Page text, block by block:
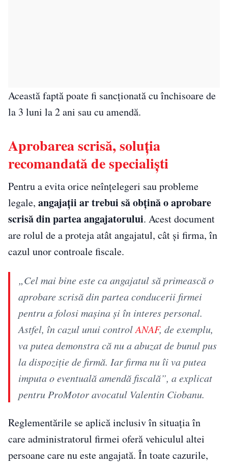
Această faptă poate fi sancționată cu închisoare de
la 3 luni la 2 ani sau cu amendă.
Aprobarea scrisă, soluția
recomandată de specialiști
Pentru a evita orice neînțelegeri sau probleme
legale, angajații ar trebui să obțină o aprobare
scrisă din partea angajatorului. Acest document
are rolul de a proteja atât angajatul, cât și firma, în
cazul unor controale fiscale.
„Cel mai bine este ca angajatul să primească o
aprobare scrisă din partea conducerii firmei
pentru a folosi mașina și în interes personal.
Astfel, în cazul unui controlANAF, de exemplu,
va putea demonstra că nu a abuzat de bunul pus
la dispoziție de firmă. Iar firma nu îi va putea
imputa o eventuală amendă fiscală”, a explicat
pentru ProMotor avocatul Valentin Ciobanu.
Reglementările se aplică inclusiv în situația în
care administratorul firmei oferă vehiculul altei
persoane care nu este angajată. În toate cazurile,